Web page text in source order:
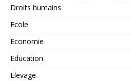
Droits humains
Ecole
Economie
Education
Elevage